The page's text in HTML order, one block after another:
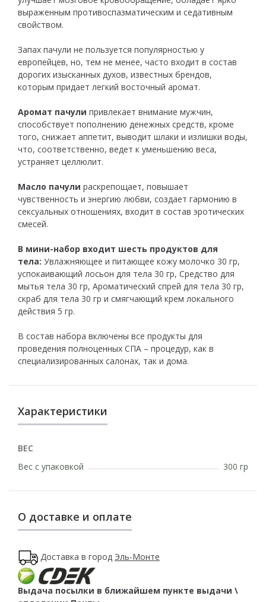
выраженным противоспазматическим и седативным
свойством.
Запах пачули не пользуется популярностью у
европейцев, но, тем не менее, часто входит в состав
дорогих изысканных духов, известных брендов,
которым придает легкий восточный аромат.
Аромат пачули привлекает внимание мужчин,
способствует пополнению денежных средств, кроме
того, снижает аппетит, выводит шлаки и излишки воды,
что, соответственно, ведет к уменьшению веса,
устраняет целлюлит.
Масло пачули раскрепощает, повышает
чувственность и энергию любви, создает гармонию в
сексуальных отношениях, входит в состав эротических
смесей.
В мини-набор входит шесть продуктов для
тела: Увлажняющее и питающее кожу молочко 30 гр,
успокаивающий лосьон для тела 30 гр, Средство для
мытья тела 30 гр, Ароматический спрей для тела 30 гр,
скраб для тела 30 гр и смягчающий крем локального
действия 5 гр.
В состав набора включены все продукты для
проведения полноценных СПА – процедур, как в
специализированных салонах, так и дома.
Характеристики
ВЕС
Вес с упаковкой
300 гр
О доставке и оплате
Доставка в город Эль-Монте
Выдача посылки в ближайшем пункте выдачи \